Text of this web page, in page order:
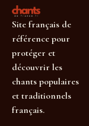
Site français de
référence pour
protéger et
découvrir les
chants populaires
et traditionnels
français.